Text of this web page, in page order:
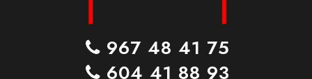
967 48 41 75
604 41 88 93